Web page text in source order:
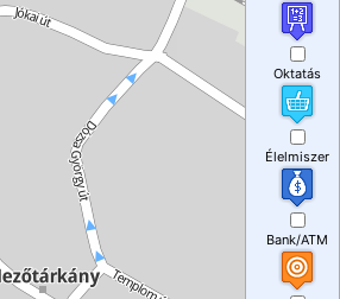
Oktatás
Élelmiszer
Bank/ATM